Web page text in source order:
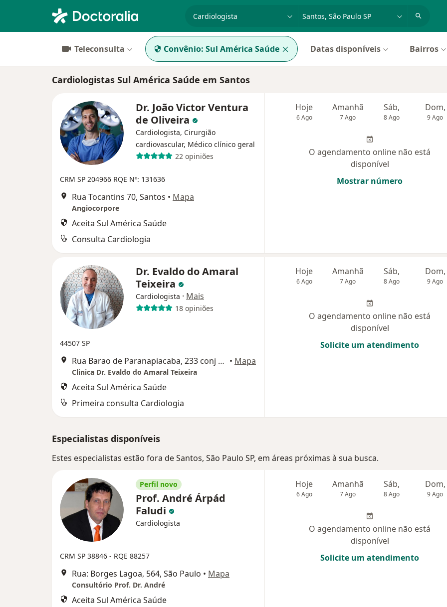
Teleconsulta Convênio: Sul América Saúde Datas disponíveis Bairros
Cardiologistas Sul América Saúde em Santos
Dr. João Victor Ventura
de Oliveira
Cardiologista, Cirurgião
cardiovascular, Médico clínico geral
22 opiniões
CRM SP 204966 RQE Nº: 131636
Rua Tocantins 70, Santos • Mapa
Angiocorpore
Aceita Sul América Saúde
Consulta Cardiologia
Hoje
6 Ago
Amanhã
7 Ago
Sáb,
8 Ago
Dom,
9 Ago
O agendamento online não está
disponível
Mostrar número
Dr. Evaldo do Amaral
Teixeira
Cardiologista · Mais
18 opiniões
44507 SP
Rua Barao de Paranapiacaba, 233 conj 1208, Santos • Mapa
Clinica Dr. Evaldo do Amaral Teixeira
Aceita Sul América Saúde
Primeira consulta Cardiologia
Hoje
6 Ago
Amanhã
7 Ago
Sáb,
8 Ago
Dom,
9 Ago
O agendamento online não está
disponível
Solicite um atendimento
Especialistas disponíveis
Estes especialistas estão fora de Santos, São Paulo SP, em áreas próximas à sua busca.
Perfil novo
Prof. André Árpád
Faludi
Cardiologista
CRM SP 38846 - RQE 88257
Rua: Borges Lagoa, 564, São Paulo • Mapa
Consultório Prof. Dr. André
Aceita Sul América Saúde
Hoje
6 Ago
Amanhã
7 Ago
Sáb,
8 Ago
Dom,
9 Ago
O agendamento online não está
disponível
Solicite um atendimento